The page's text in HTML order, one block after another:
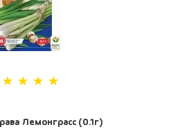
Лемонграсс (0.1г)